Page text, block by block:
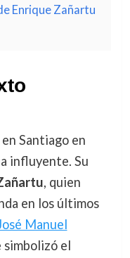
Enrique Zañartu
Santiago en
influyente. Su
, quien
en los últimos
Manuel
simbolizó el